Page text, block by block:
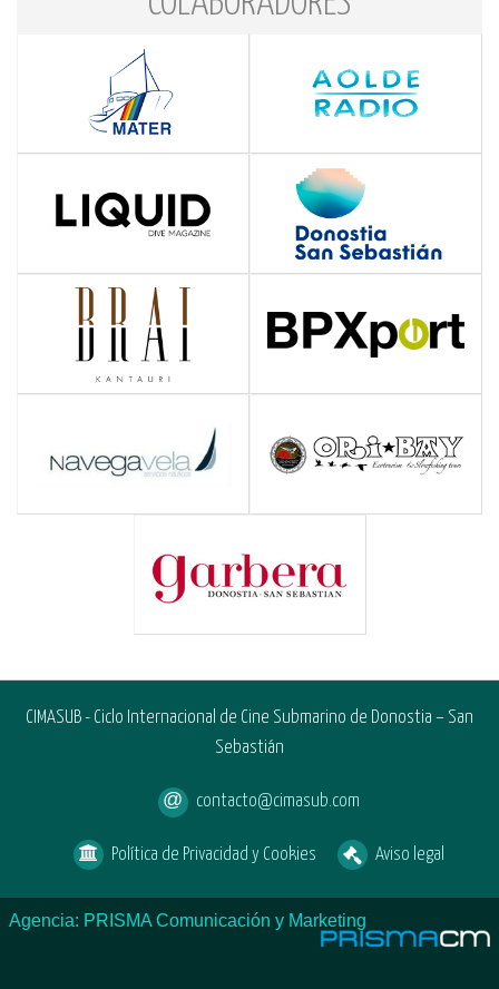
CIMASUB - Ciclo Internacional de Cine Submarino de Donostia – San
Sebastián
contacto@cimasub.com
Política de Privacidad y Cookies Aviso legal
Agencia: PRISMA Comunicación y Marketing